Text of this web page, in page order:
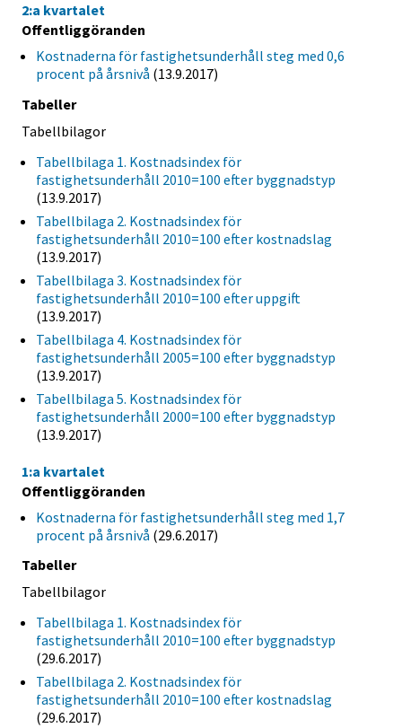
2:a kvartalet
Offentliggöranden
Kostnaderna för fastighetsunderhåll steg med 0,6
procent på årsnivå (13.9.2017)
Tabeller
Tabellbilagor
Tabellbilaga 1. Kostnadsindex för
fastighetsunderhåll 2010=100 efter byggnadstyp
(13.9.2017)
Tabellbilaga 2. Kostnadsindex för
fastighetsunderhåll 2010=100 efter kostnadslag
(13.9.2017)
Tabellbilaga 3. Kostnadsindex för
fastighetsunderhåll 2010=100 efter uppgift
(13.9.2017)
Tabellbilaga 4. Kostnadsindex för
fastighetsunderhåll 2005=100 efter byggnadstyp
(13.9.2017)
Tabellbilaga 5. Kostnadsindex för
fastighetsunderhåll 2000=100 efter byggnadstyp
(13.9.2017)
1:a kvartalet
Offentliggöranden
Kostnaderna för fastighetsunderhåll steg med 1,7
procent på årsnivå (29.6.2017)
Tabeller
Tabellbilagor
Tabellbilaga 1. Kostnadsindex för
fastighetsunderhåll 2010=100 efter byggnadstyp
(29.6.2017)
Tabellbilaga 2. Kostnadsindex för
fastighetsunderhåll 2010=100 efter kostnadslag
(29.6.2017)